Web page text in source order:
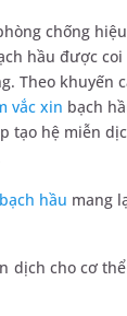
chống
hầu được
Theo khuyến
vắc xin bạch
tạo hệ miễn
hầu mang
dịch cho cơ